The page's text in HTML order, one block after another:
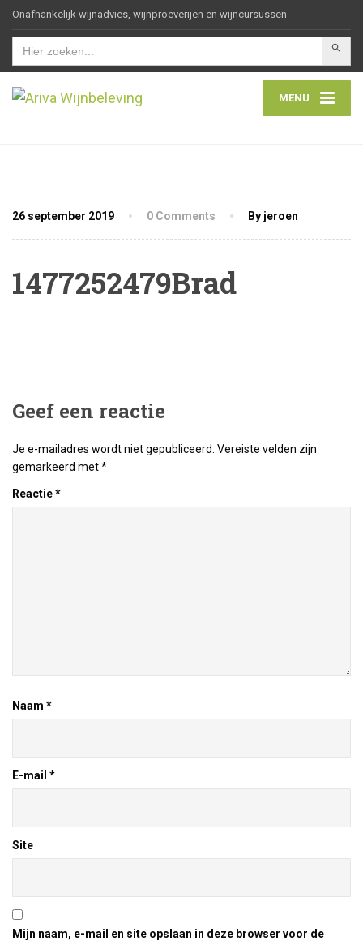
Onafhankelijk wijnadvies, wijnproeverijen en wijncursussen
Zoek
naar:
MENU
26 september 2019 0 Comments By jeroen
1477252479Brad
Geef een reactie
Je e-mailadres wordt niet gepubliceerd. Vereiste velden zijn
gemarkeerd met*
Reactie*
Naam *
E-mail *
Site
Mijn naam, e-mail en site opslaan in deze browser voor de